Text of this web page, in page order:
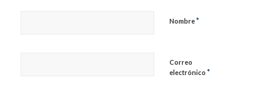
Nombre*
Correo
electrónico *